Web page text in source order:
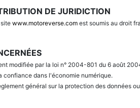
DE JURIDICTION
www.motoreverse.com est soumis au droit
modifiée par la loi n° 2004-801 du 6 août
dans l'économie numérique.
général sur la protection des données